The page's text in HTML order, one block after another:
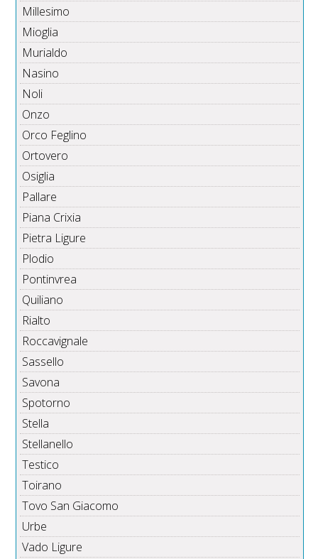
Millesimo
Mioglia
Murialdo
Nasino
Noli
Onzo
Orco Feglino
Ortovero
Osiglia
Pallare
Piana Crixia
Pietra Ligure
Plodio
Pontinvrea
Quiliano
Rialto
Roccavignale
Sassello
Savona
Spotorno
Stella
Stellanello
Testico
Toirano
Tovo San Giacomo
Urbe
Vado Ligure